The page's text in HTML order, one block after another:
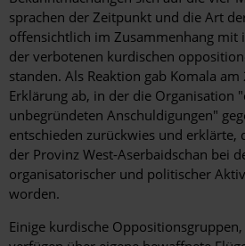
sprachen der Zeitpunkt und die Art
offensichtlich im Zusammenhang mit
der verbotenen kurdischen
standen. Als Reaktion gab Komala
Erklärung ab, in der die Organisation
unbegründeten Anschuldigungen"
entschieden zurückwies und erklärte,
der Provinz West-Aserbaidschan bei
organisatorischer und politischer
worden.
Einige kurdische